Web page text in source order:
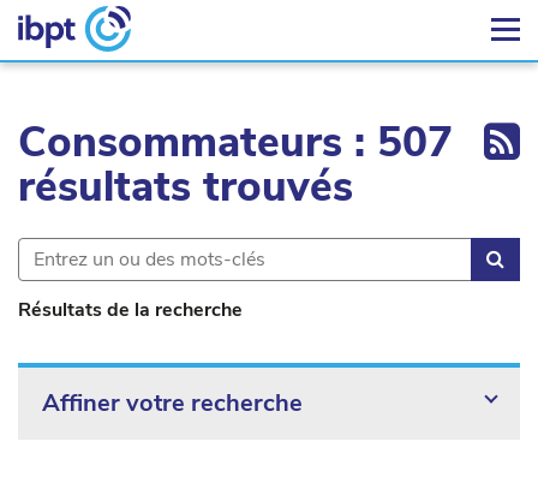
Consommateurs : 507
résultats trouvés
Résultats de la recherche
Affiner votre recherche